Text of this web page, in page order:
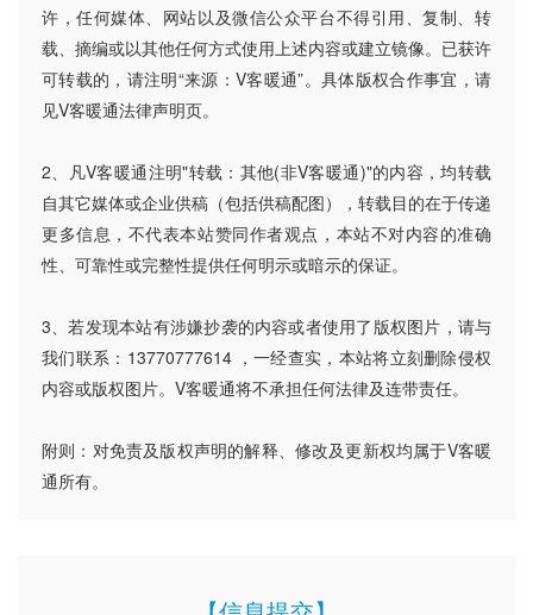
许，任何媒体、网站以及微信公众平台不得引用、复制、转
载、摘编或以其他任何方式使用上述内容或建立镜像。已获许
可转载的，请注明“来源：V客暖通”。具体版权合作事宜，请
见V客暖通法律声明页。
2、凡V客暖通注明"转载：其他(非V客暖通)"的内容，均转载
自其它媒体或企业供稿（包括供稿配图），转载目的在于传递
更多信息，不代表本站赞同作者观点，本站不对内容的准确
性、可靠性或完整性提供任何明示或暗示的保证。
3、若发现本站有涉嫌抄袭的内容或者使用了版权图片，请与
我们联系：13770777614 ，一经查实，本站将立刻删除侵权
内容或版权图片。V客暖通将不承担任何法律及连带责任。
附则：对免责及版权声明的解释、修改及更新权均属于V客暖
通所有。